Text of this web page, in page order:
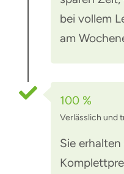
bei vollem
am
100 %
Verlässlich und
Sie